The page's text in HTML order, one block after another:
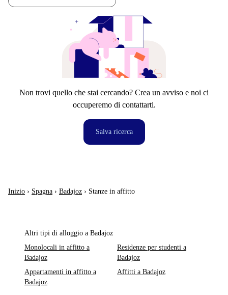
Non trovi quello che stai cercando? Crea un avviso e noi ci
occuperemo di contattarti.
Salva ricerca
Inizio › Spagna › Badajoz › Stanze in affitto
Altri tipi di alloggio a Badajoz
Monolocali in affitto a
Badajoz
Residenze per studenti a
Badajoz
Appartamenti in affitto a
Badajoz
Affitti a Badajoz